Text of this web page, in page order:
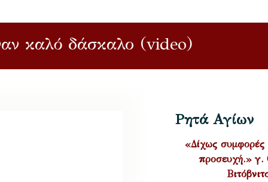
καλό δάσκαλο (video)
Ρητά Αγίων
«Δίχως συμφορές
προσευχή.» γ.